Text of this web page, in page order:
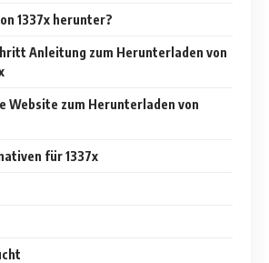
1337x herunter?
Anleitung zum Herunterladen von
Website zum Herunterladen von
für 1337x